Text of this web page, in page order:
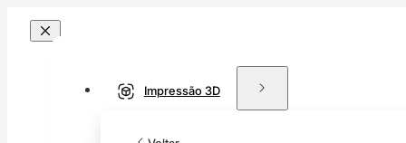
Impressão 3D